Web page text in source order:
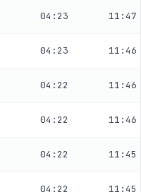
04:23 11:47
04:23 11:46
04:22 11:46
04:22 11:46
04:22 11:45
04:22 11:45